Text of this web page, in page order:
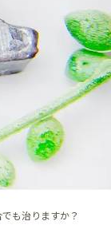
も治りますか？